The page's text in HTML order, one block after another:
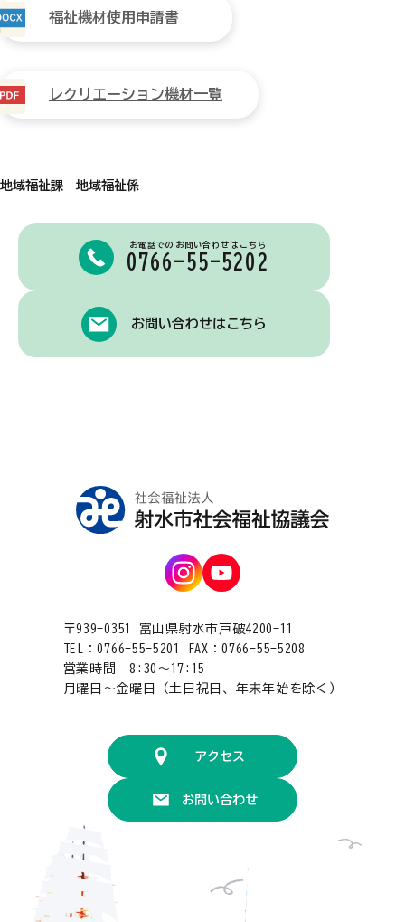
福祉機材使用申請書
レクリエーション機材一覧
地域福祉課 地域福祉係
お電話でのお問い合わせはこちら
0766-55-5202
お問い合わせはこちら
〒939-0351 富山県射水市戸破4200-11
TEL：0766-55-5201 FAX：0766-55-5208
営業時間 8:30〜17:15
月曜日〜金曜日（土日祝日、年末年始を除く）
アクセス
お問い合わせ